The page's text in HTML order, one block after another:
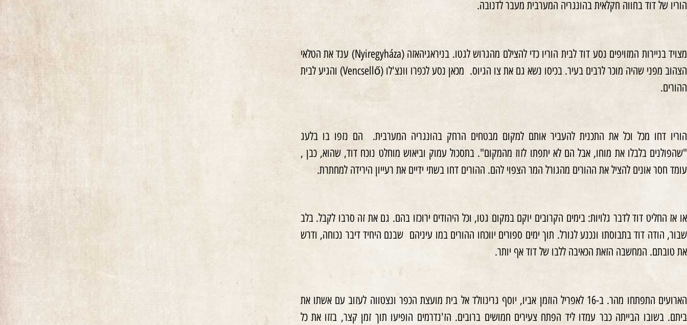
הוריו של דוד בחווה חקלאית בהונגריה המערבית מעבר לדנובה.
מצויד בניירות המזויפים נסע דוד לבית הוריו כדי להצילם מהגרוש לגטו. בניראגיהאזה (Nyiregyháza) ענד את הטלאי
הצהוב מפני שהיה מוכר לרבים בעיר. בכיסו נשא גם את צו הגיוס. מכאן נסע לכפרו וונצ'לו (Vencsellő) והגיע לבית
ההורים.
הוריו דחו מכל וכל את התכנית להעביר אותם למקום מבטחים הרחק בהונגריה המערבית. הם נזפו בו בלעג
"שהפולנים בלבלו את מוחו, אבל הם לא יתפתו לזוז מהמקום". בתסכול עמוק וביאוש מוחלט נוכח דוד, שהוא, כבן ,
עומד חסר אונים להציל את ההורים מהגורל המר הצפוי להם. ההורים דחו בשתי ידיים את רעייון הירידה למחתרת.
או אז החליט דוד לדבר גלויות: בימים הקרובים יוקם במקום גטו, וכל היהודים ירוכזו בהם. גם את זה סרבו לקבל. בלב
שבור, הודה דוד בתבוסתו ונכנע לגורל. תוך ימים ספורים יווכחו ההורים במו עיניהם שבנם היחיד דיבר נכוחה, ודרש
את טובתם. המחשבה הזאת הכאיבה ללבו של דוד אף יותר.
הארועים התפתחו מהר. ב-16 לאפריל הוזמן אביו, יוסף גרינוולד אל בית מועצת הכפר ונצטווה לעזוב עם אשתו את
ביתם. בשובו הבייתה כבר עמדו ליד הפתח צעירים חמושים ברובים. הז'נדרמים הופיעו תוך זמן קצר, בזזו את כל